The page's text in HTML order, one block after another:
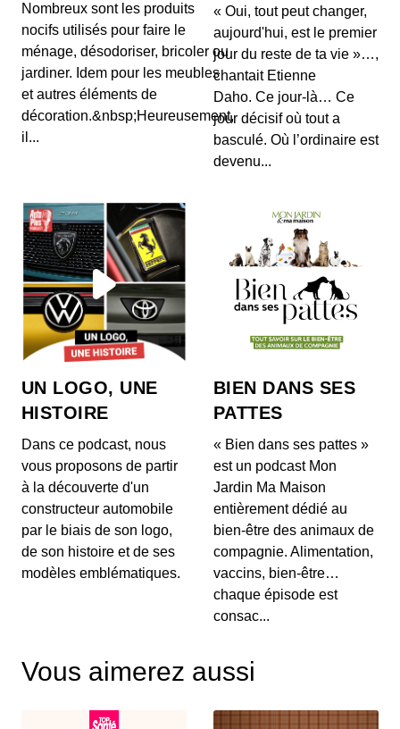
Nombreux sont les produits
nocifs utilisés pour faire le
ménage, désodoriser, bricoler ou
jardiner. Idem pour les meubles
et autres éléments de
décoration.&nbsp;Heureusement,
il...
« Oui, tout peut changer,
aujourd'hui, est le premier
jour du reste de ta vie »…,
chantait Etienne
Daho. Ce jour-là… Ce
jour décisif où tout a
basculé. Où l’ordinaire est
devenu...
UN LOGO, UNE
HISTOIRE
Dans ce podcast, nous
vous proposons de partir
à la découverte d'un
constructeur automobile
par le biais de son logo,
de son histoire et de ses
modèles emblématiques.
BIEN DANS SES
PATTES
« Bien dans ses pattes »
est un podcast Mon
Jardin Ma Maison
entièrement dédié au
bien-être des animaux de
compagnie. Alimentation,
vaccins, bien-être…
chaque épisode est
consac...
Vous aimerez aussi